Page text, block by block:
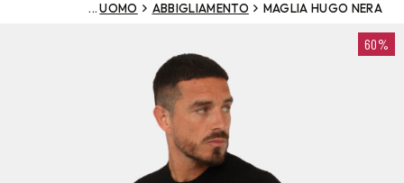
UOMO ABBIGLIAMENTO MAGLIA HUGO NERA
60%